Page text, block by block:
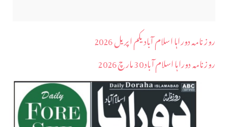
روز نامہ دوراہا اسلام آباد یکم اپریل 2026
روزنامہ دوراہا اسلام آباد 30 مارچ 2026